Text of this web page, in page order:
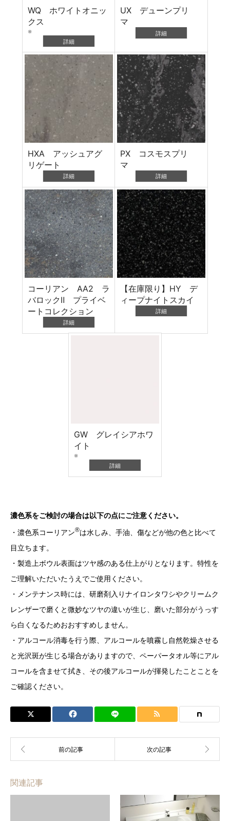
WQ ホワイトオニッ
クス
※
詳細
UX デューンプリ
マ
詳細
HXA アッシュアグ
リゲート
詳細
PX コスモスプリ
マ
詳細
コーリアン AA2 ラ
バロックⅡ プライベ
ートコレクション
詳細
【在庫限り】HY デ
ィープナイトスカイ
詳細
GW グレイシアホワ
イト
※
詳細
濃色系をご検討の場合は以下の点にご注意ください。
・濃色系コーリアン®は水しみ、手油、傷などが他の色と比べて
目立ちます。
・製造上ボウル表面はツヤ感のある仕上がりとなります。特性を
ご理解いただいたうえでご使用ください。
・メンテナンス時には、研磨剤入りナイロンタワシやクリームク
レンザーで磨くと微妙なツヤの違いが生じ、磨いた部分がうっす
ら白くなるためおおすすめしません。
・アルコール消毒を行う際、アルコールを噴霧し自然乾燥させる
と光沢斑が生じる場合がありますので、ペーパータオル等にアル
コールを含ませて拭き、その後アルコールが揮発したことことを
ご確認ください。
関連記事